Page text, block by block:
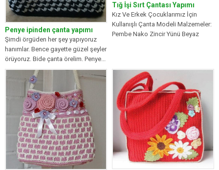
Penye ipinden çanta yapımı
Şimdi örgüden her şey yapıyoruz
hanımlar. Bence gayette güzel şeyler
örüyoruz. Bide çanta örelim. Penye...
Tığ İşi Sırt Çantası Yapımı
Kız Ve Erkek Çocuklarımız İçin
Kullanışlı Çanta Modeli Malzemeler:
Pembe Nako Zincir Yünü Beyaz